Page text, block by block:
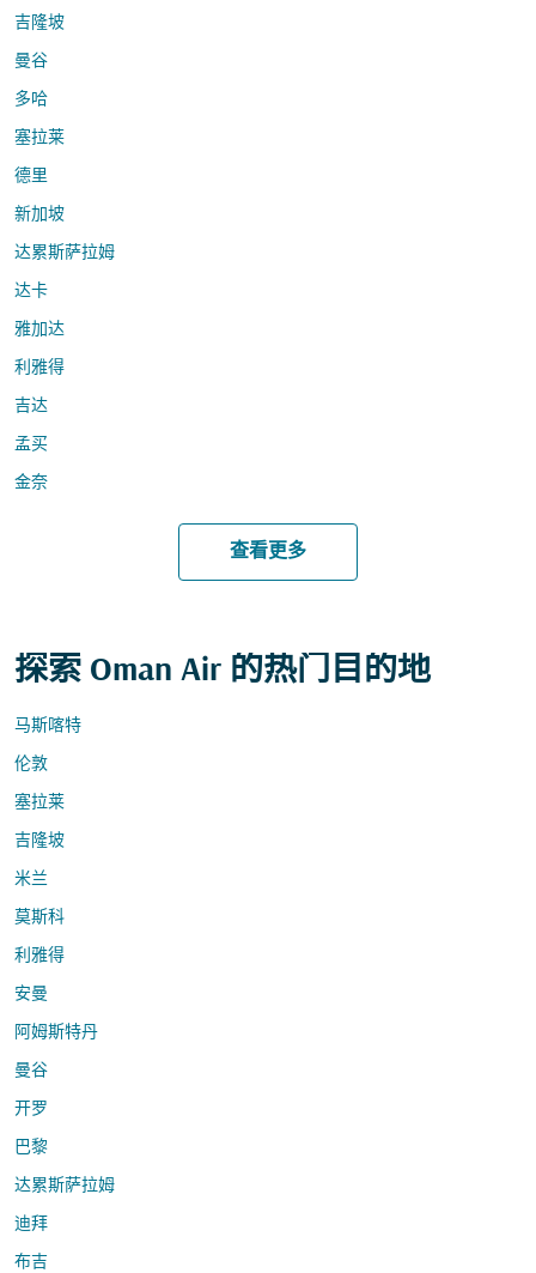
吉隆坡
曼谷
多哈
塞拉莱
德里
新加坡
达累斯萨拉姆
达卡
雅加达
利雅得
吉达
孟买
金奈
查看更多
探索 Oman Air 的热门目的地
马斯喀特
伦敦
塞拉莱
吉隆坡
米兰
莫斯科
利雅得
安曼
阿姆斯特丹
曼谷
开罗
巴黎
达累斯萨拉姆
迪拜
布吉